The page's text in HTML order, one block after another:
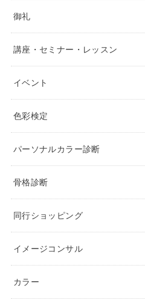
御礼
講座・セミナー・レッスン
イベント
色彩検定
パーソナルカラー診断
骨格診断
同行ショッピング
イメージコンサル
カラー